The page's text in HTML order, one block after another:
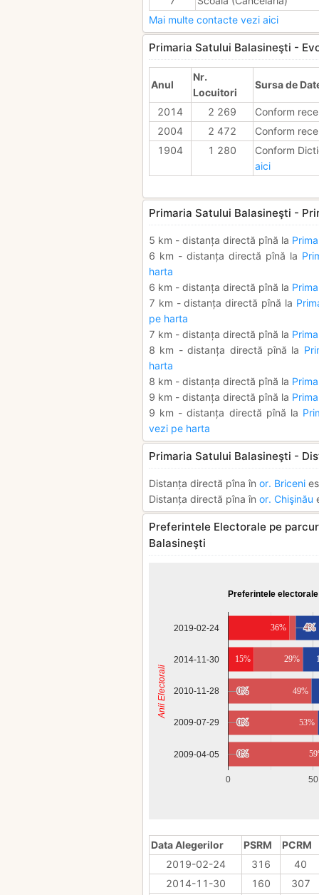
Mai multe contacte vezi aici
Primaria Satului Balasineşti -
Anul
Nr.
Locuitori
Sursa de
2014 2 269
Conform
2004
2 472
Conform
1904
1 280
Conform
aici
Primaria Satului Balasineşti -
5 km - distanța directă pînă la
6 km - distanța directă pînă la
harta
6 km - distanța directă pînă la
7 km - distanța directă pînă la
pe harta
7 km - distanța directă pînă la
8 km - distanța directă pînă la
harta
8 km - distanța directă pînă la
9 km - distanța directă pînă la
9 km - distanța directă pînă la
vezi pe harta
Primaria Satului Balasineşti -
Distanța directă pîna în or. Briceni
Distanța directă pîna în or. Chişinău
Preferintele Electorale pe
Balasineşti
Preferintele
0 50
2019-02-24
2014-11-30
2010-11-28
2009-07-29
2009-04-05
36%
15%
0%
0%
0%
0%
0%
0%
4%
4%
29%
49%
53%
Anii Electorali
Data Alegerilor PSRM
PCRM
2019-02-24
316
40
2014-11-30
160
307